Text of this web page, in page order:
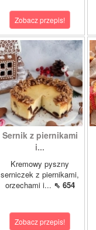
Zobacz przepis!
Sernik z piernikami
i...
Kremowy pyszny
serniczek z piernikami,
orzechami i... ⇖ 654
Zobacz przepis!